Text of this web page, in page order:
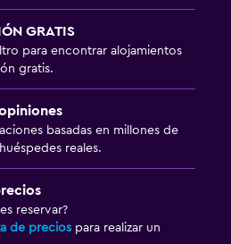
GRATIS
para encontrar alojamientos
gratis.
basadas en millones de
reales.
reservar?
de precios para realizar un